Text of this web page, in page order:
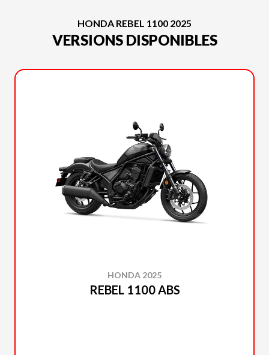
HONDA REBEL 1100 2025
VERSIONS DISPONIBLES
HONDA 2025
REBEL 1100 ABS